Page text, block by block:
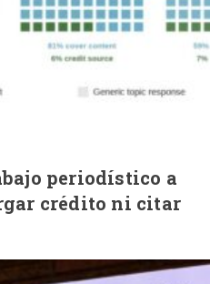
periodístico a
crédito ni citar